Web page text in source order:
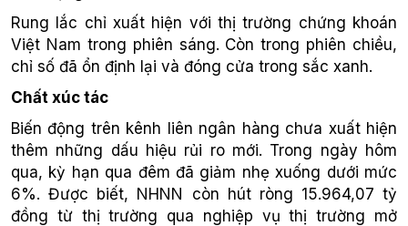
Rung lắc chỉ xuất hiện với thị trường chứng khoán
Việt Nam trong phiên sáng. Còn trong phiên chiều,
chỉ số đã ổn định lại và đóng cửa trong sắc xanh.
Chất xúc tác
Biến động trên kênh liên ngân hàng chưa xuất hiện
thêm những dấu hiệu rủi ro mới. Trong ngày hôm
qua, kỳ hạn qua đêm đã giảm nhẹ xuống dưới mức
6%. Được biết, NHNN còn hút ròng 15.964,07 tỷ
đồng từ thị trường qua nghiệp vụ thị trường mở